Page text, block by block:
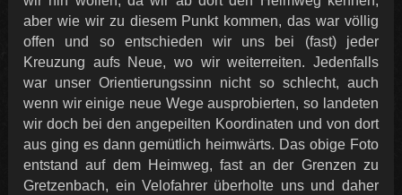
aber wie wir zu diesem Punkt kommen, das war völlig
offen und so entschieden wir uns bei (fast) jeder
Kreuzung aufs Neue, wo wir weiterreiten. Jedenfalls
war unser Orientierungssinn nicht so schlecht, auch
wenn wir einige neue Wege ausprobierten, so landeten
wir doch bei den angepeilten Koordinaten und von dort
aus ging es dann gemütlich heimwärts. Das obige Foto
entstand auf dem Heimweg, fast an der Grenzen zu
Gretzenbach, ein Velofahrer überholte uns und daher